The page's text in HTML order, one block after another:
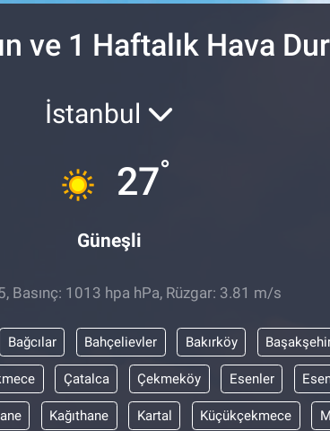
ve 1 Haftalık Hava
İstanbul
27°
Güneşli
Basınç: 1013 hpa hPa, Rüzgar: 3.81 m/s
Bağcılar Bahçelievler Bakırköy
Çatalca Çekmeköy Esenler
Kağıthane Kartal Küçükçekmece